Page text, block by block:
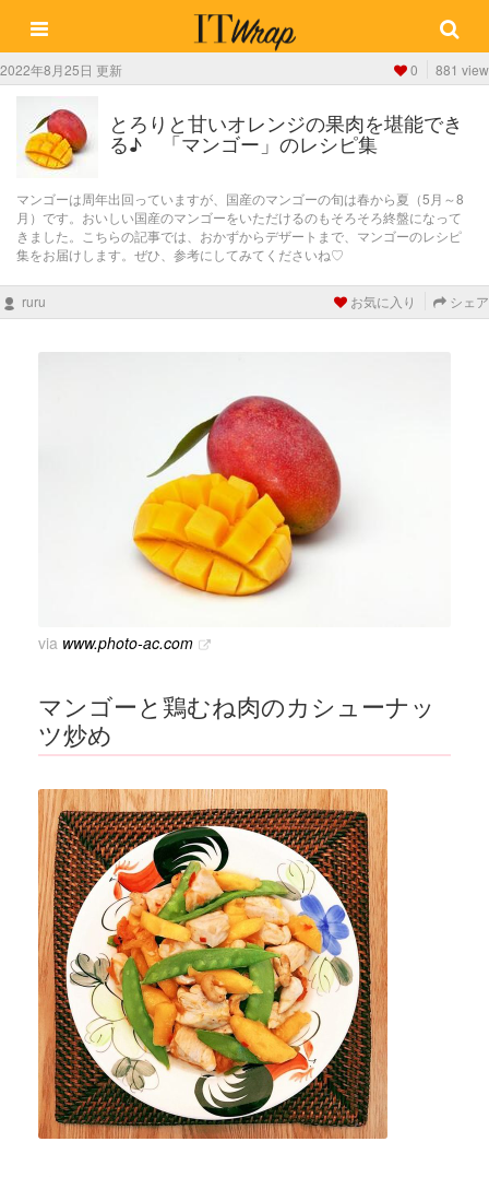
2022年8月25日 更新 0 881 view
とろりと甘いオレンジの果肉を堪能でき
る♪ 「マンゴー」のレシピ集
マンゴーは周年出回っていますが、国産のマンゴーの旬は春から夏（5月～8
月）です。おいしい国産のマンゴーをいただけるのもそろそろ終盤になって
きました。こちらの記事では、おかずからデザートまで、マンゴーのレシピ
集をお届けします。ぜひ、参考にしてみてくださいね♡
ruru お気に入り シェア
via www.photo-ac.com
マンゴーと鶏むね肉のカシューナッ
ツ炒め